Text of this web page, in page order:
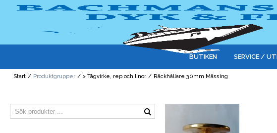
BUTIKEN SERVICE /
Start / Produktgrupper / > Tågvirke, rep och linor / Räckhållare 30mm Mässing